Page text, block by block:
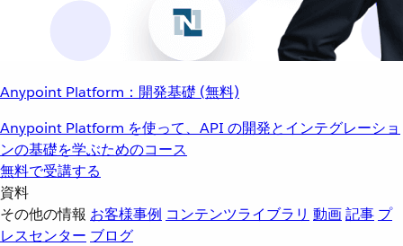
Anypoint Platform：開発基礎 (無料)
Anypoint Platform を使って、API の開発とインテグレーショ
ンの基礎を学ぶためのコース
無料で受講する
資料
その他の情報 お客様事例 コンテンツライブラリ 動画記事 プ
レスセンター ブログ